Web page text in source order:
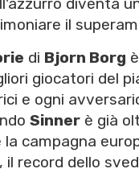
diventa
il
di Bjorn Borg
giocatori del
e ogni
Sinner è già
campagna
, il record dello